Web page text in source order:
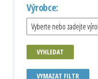
Výrobce:
VYHLEDAT
VYMAZAT FILTR